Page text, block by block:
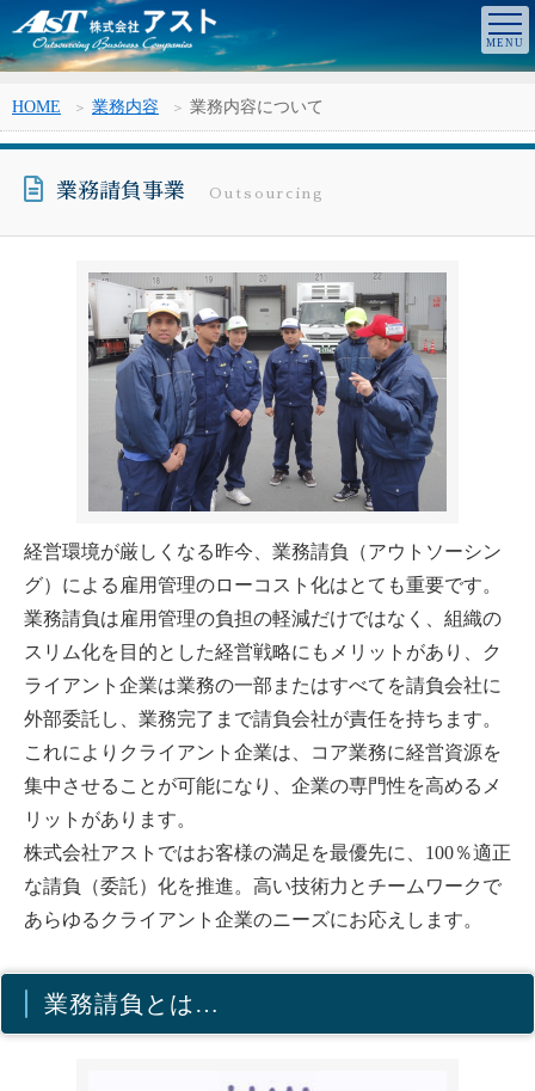
HOME 業務内容 業務内容について
業務請負事業 Outsourcing
経営環境が厳しくなる昨今、業務請負（アウトソーシン
グ）による雇用管理のローコスト化はとても重要です。
業務請負は雇用管理の負担の軽減だけではなく、組織の
スリム化を目的とした経営戦略にもメリットがあり、ク
ライアント企業は業務の一部またはすべてを請負会社に
外部委託し、業務完了まで請負会社が責任を持ちます。
これによりクライアント企業は、コア業務に経営資源を
集中させることが可能になり、企業の専門性を高めるメ
リットがあります。
株式会社アストではお客様の満足を最優先に、100％適正
な請負（委託）化を推進。高い技術力とチームワークで
あらゆるクライアント企業のニーズにお応えします。
業務請負とは…